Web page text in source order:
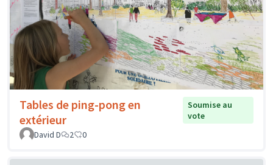
Tables de ping-pong en
extérieur
Soumise au
vote
David D
2 0